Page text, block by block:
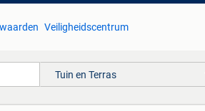
Veiligheidscentrum
Tuin en Terras